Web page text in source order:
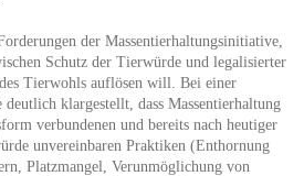
der Massentierhaltungsinitiative,
Schutz der Tierwürde und legalisierter
Tierwohls auflösen will. Bei einer
klargestellt, dass Massentierhaltung
verbundenen und bereits nach heutiger
unvereinbaren Praktiken (Enthornung
Platzmangel, Verunmöglichung von